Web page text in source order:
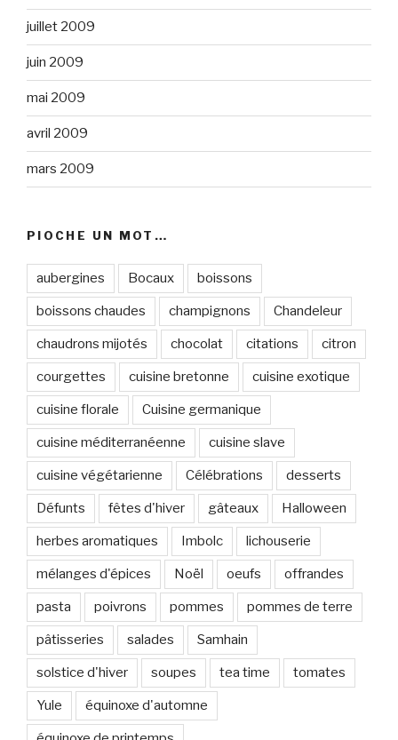
juillet 2009
juin 2009
mai 2009
avril 2009
mars 2009
PIOCHE UN MOT…
aubergines Bocaux boissons
boissons chaudes champignons Chandeleur
chaudrons mijotés chocolat citations citron
courgettes cuisine bretonne cuisine exotique
cuisine florale Cuisine germanique
cuisine méditerranéenne cuisine slave
cuisine végétarienne Célébrations desserts
Défunts fêtes d'hiver gâteaux Halloween
herbes aromatiques Imbolc lichouserie
mélanges d'épices Noël oeufs offrandes
pasta poivrons pommes pommes de terre
pâtisseries salades Samhain
solstice d'hiver soupes tea time tomates
Yule équinoxe d'automne